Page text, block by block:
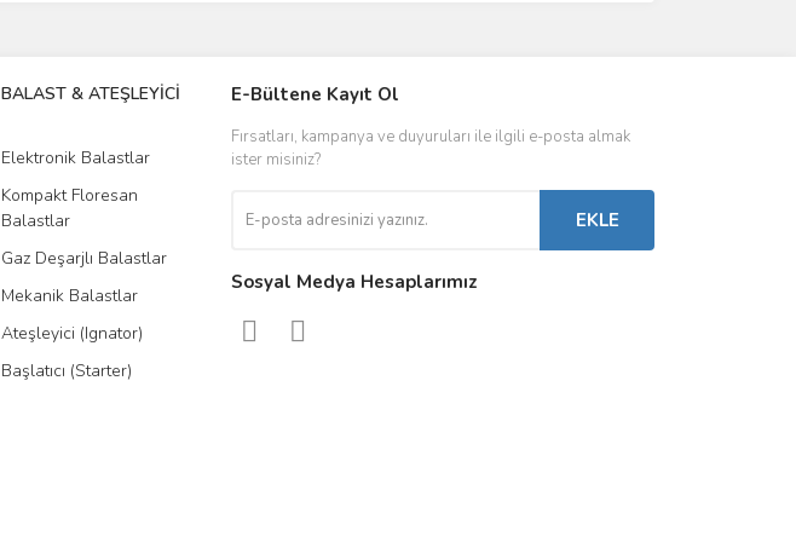
BALAST & ATEŞLEYİCİ
Elektronik Balastlar
Kompakt Floresan
Balastlar
Gaz Deşarjlı Balastlar
Mekanik Balastlar
Ateşleyici (Ignator)
Başlatıcı (Starter)
DRIVER & TRAFO
Led Driverlar
Kontaktörler
Sigorta & Otomatlar
E-Bültene Kayıt Ol
Fırsatları, kampanya ve duyuruları ile ilgili e-posta almak
ister misiniz?
EKLE
Sosyal Medya Hesaplarımız